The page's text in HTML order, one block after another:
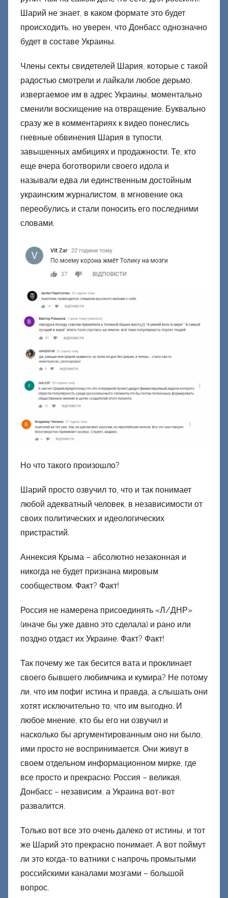
Шарий не знает, в каком формате это будет
происходить, но уверен, что Донбасс однозначно
будет в составе Украины.
Члены секты свидетелей Шария, которые с такой
радостью смотрели и лайкали любое дерьмо,
извергаемое им в адрес Украины, моментально
сменили восхищение на отвращение. Буквально
сразу же в комментариях к видео понеслись
гневные обвинения Шария в тупости,
завышенных амбициях и продажности. Те, кто
еще вчера боготворили своего идола и
называли едва ли единственным достойным
украинским журналистом, в мгновение ока
переобулись и стали поносить его последними
словами.
Но что такого произошло?
Шарий просто озвучил то, что и так понимает
любой адекватный человек, в независимости от
своих политических и идеологических
пристрастий.
Аннексия Крыма – абсолютно незаконная и
никогда не будет признана мировым
сообществом. Факт? Факт!
Россия не намерена присоединять «Л/ДНР»
(иначе бы уже давно это сделала) и рано или
поздно отдаст их Украине. Факт? Факт!
Так почему же так бесится вата и проклинает
своего бывшего любимчика и кумира? Не потому
ли, что им пофиг истина и правда, а слышать они
хотят исключительно то, что им выгодно. И
любое мнение, кто бы его ни озвучил и
насколько бы аргументированным оно ни было,
ими просто не воспринимается. Они живут в
своем отдельном информационном мирке, где
все просто и прекрасно: Россия – великая,
Донбасс – независим, а Украина вот-вот
развалится.
Только вот все это очень далеко от истины, и тот
же Шарий это прекрасно понимает. А вот поймут
ли это когда-то ватники с напрочь промытыми
российскими каналами мозгами – большой
вопрос.